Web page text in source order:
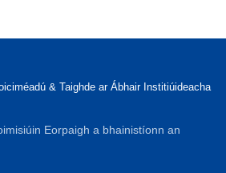
& Taighde ar Ábhair Institiúideacha
Eorpaigh a bhainistíonn an